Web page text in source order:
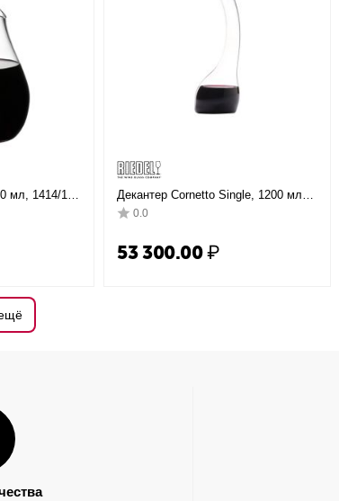
мл, 1414/13,
Декантер Cornetto Single, 1200 мл,
1977/13, Riedel
0.0
53 300.00₽